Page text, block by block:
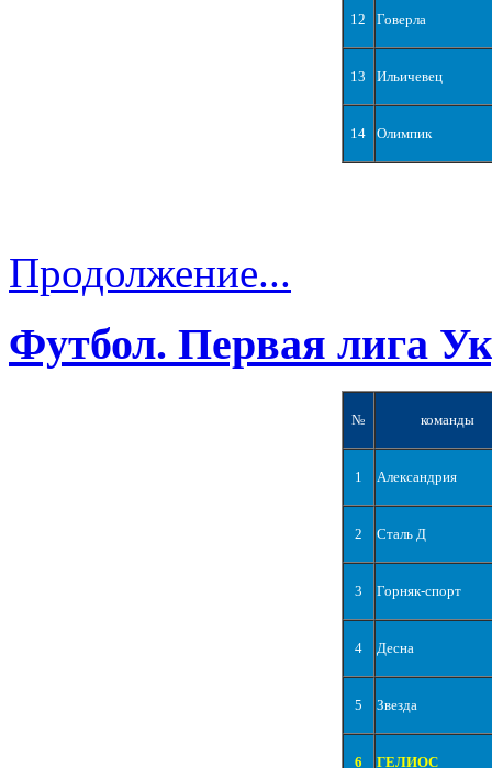
12 Говерла
13 Ильичевец
14 Олимпик
Продолжение...
Футбол. Первая лига
№ команды
1 Александрия
2 Сталь Д
3 Горняк-спорт
4 Десна
5 Звезда
6 ГЕЛИОС